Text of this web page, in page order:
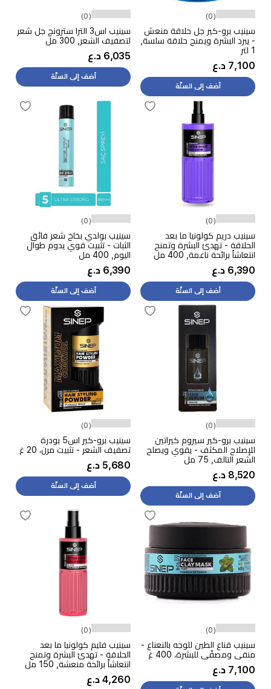
(0)
سينيب برو-كير جل حلاقة منعش
- يبرد البشرة ويمنح حلاقة سلسة,
1 لتر
7,100 د.ع
أضف إلى السلّة
(0)
سينيب اس3 الترا سترونج جل شعر
لتصفيف الشعر, 300 مل
6,035 د.ع
أضف إلى السلّة
(0)
سينيب دريم كولونيا ما بعد
الحلاقة - تهدئ البشرة وتمنح
انتعاشاً برائحة ناعمة, 400 مل
6,390 د.ع
أضف إلى السلّة
(0)
سينيب بولدي بخاخ شعر فائق
الثبات - تثبيت قوي يدوم طوال
اليوم, 400 مل
6,390 د.ع
أضف إلى السلّة
(0)
سينيب برو-كير سيروم كيراتين
للإصلاح المكثف - يقوي ويصلح
الشعر التالف, 75 مل
8,520 د.ع
أضف إلى السلّة
(0)
سينيب برو-كير اس5 بودرة
تصفيف الشعر - تثبيت مرن، 20 غ
5,680 د.ع
أضف إلى السلّة
(0)
سينيب قناع الطين للوجه بالنعناع -
منقي ومصفّي للبشرة، 400 غ
7,100 د.ع
(0)
سينيب فليم كولونيا ما بعد
الحلاقة - تهدئ البشرة وتمنح
انتعاشاً برائحة منعشة, 150 مل
4,260 د.ع